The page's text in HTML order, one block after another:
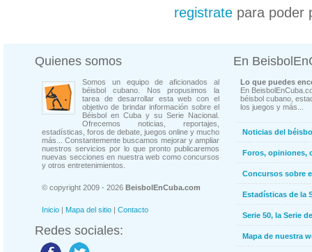
registrate para poder
Quienes somos
Somos un equipo de aficionados al
béisbol cubano. Nos propusimos la
tarea de desarrollar esta web con el
objetivo de brindar información sobre el
Béisbol en Cuba y su Serie Nacional.
Ofrecemos noticias, reportajes,
estadísticas, foros de debate, juegos online y mucho
más... Constantemente buscamos mejorar y ampliar
nuestros servicios por lo que pronto publicaremos
nuevas secciones en nuestra web como concursos
y otros entretenimientos.
© copyright 2009 - 2026 BeisbolEnCuba.com
Inicio | Mapa del sitio | Contacto
Redes sociales:
En
Lo que puedes
En
béisbol cubano,
los juegos y más...
Noticias del
Foros, opiniones,
Concursos sobre
Estadísticas de la
Serie 50, la Serie
Mapa de nuestra